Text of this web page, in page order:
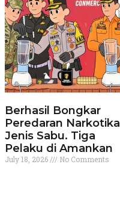
Berhasil Bongkar
Peredaran Narkotika
Jenis Sabu. Tiga
Pelaku di Amankan
July 18, 2026 No Comments